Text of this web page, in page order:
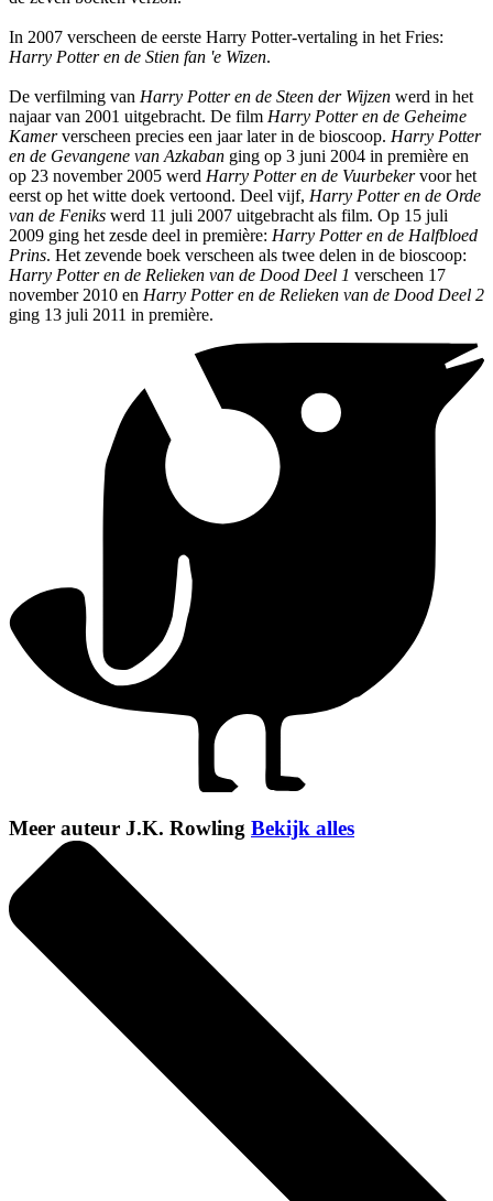
In 2007 verscheen de eerste Harry Potter-vertaling in het Fries:
Harry Potter en de Stien fan 'e Wizen.
De verfilming van Harry Potter en de Steen der Wijzen werd in het
najaar van 2001 uitgebracht. De film Harry Potter en de Geheime
Kamerverscheen precies een jaar later in de bioscoop. Harry Potter
en de Gevangene van Azkaban ging op 3 juni 2004 in première en
op 23 november 2005 werd Harry Potter en de Vuurbekervoor het
eerst op het witte doek vertoond. Deel vijf, Harry Potter en de Orde
van de Feniks werd 11 juli 2007 uitgebracht als film. Op 15 juli
2009 ging het zesde deel in première: Harry Potter en de Halfbloed
Prins. Het zevende boek verscheen als twee delen in de bioscoop:
Harry Potter en de Relieken van de Dood Deel 1 verscheen 17
november 2010 en Harry Potter en de Relieken van de Dood Deel 2
ging 13 juli 2011 in première.
Meer auteur J.K. Rowling Bekijk alles